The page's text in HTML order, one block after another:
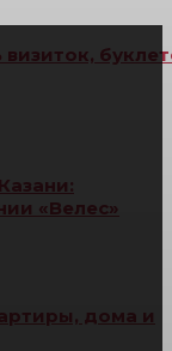
«Велес»
дома и